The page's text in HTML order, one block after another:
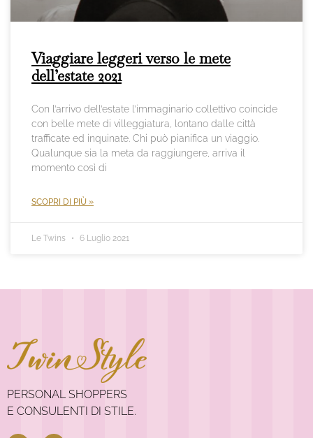
Viaggiare leggeri verso le mete
dell’estate 2021
Con l’arrivo dell’estate l’immaginario collettivo coincide
con belle mete di villeggiatura, lontano dalle città
trafficate ed inquinate. Chi può pianifica un viaggio.
Qualunque sia la meta da raggiungere, arriva il
momento così di
SCOPRI DI PIÙ »
Le Twins 6 Luglio 2021
PERSONAL SHOPPERS
E CONSULENTI DI STILE.